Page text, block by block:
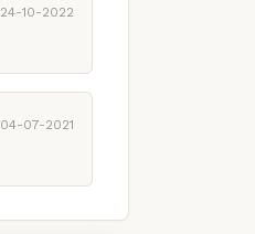
24-10-2022
04-07-2021